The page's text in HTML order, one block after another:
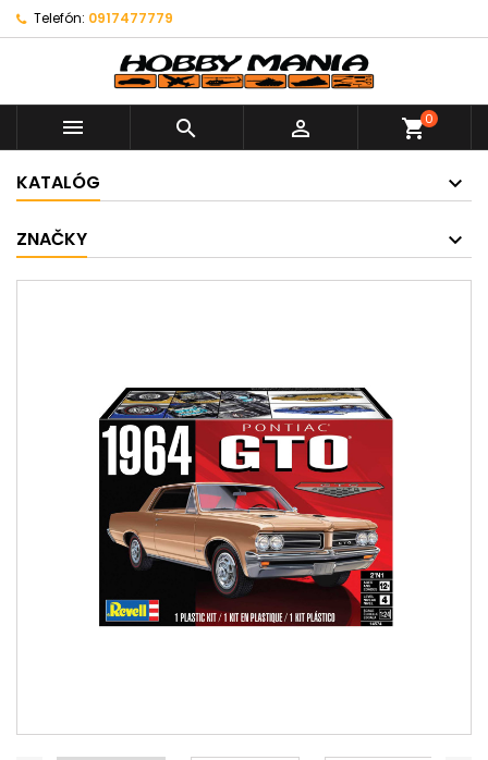
Telefón: 0917477779
   shopping_cart0
KATALÓG
ZNAČKY